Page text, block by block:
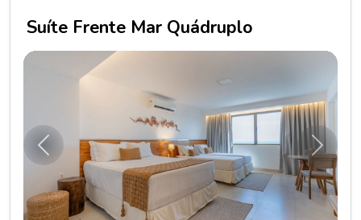
Suíte Frente Mar Quádruplo
Anterior